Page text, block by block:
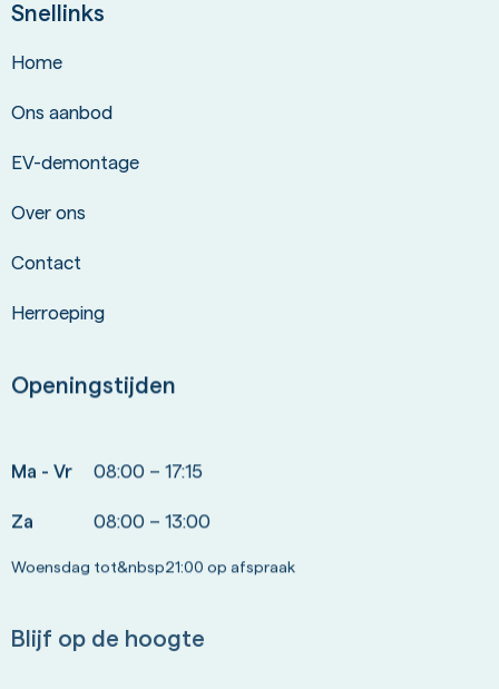
Snellinks
Home
Ons aanbod
EV-demontage
Over ons
Contact
Herroeping
Openingstijden
Ma - Vr 08:00 – 17:15
Za 08:00 – 13:00
Woensdag tot&nbsp21:00 op afspraak
Blijf op de hoogte